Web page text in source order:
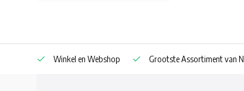
Winkel en Webshop Grootste Assortiment van